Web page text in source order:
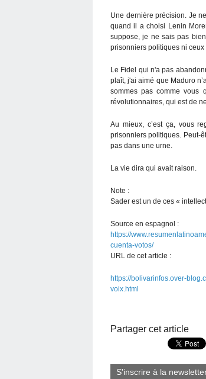
Une dernière précision. Je
quand il a choisi Lenin
suppose, je ne sais pas
prisonniers politiques ni
Le Fidel qui n'a pas
plaît, j'ai aimé que Maduro
sommes pas comme vous
révolutionnaires, qui est de
Au mieux, c’est ça, vous
prisonniers politiques. Peut-
pas dans une urne.
La vie dira qui avait raison.
Note :
Sader est un de ces «
Source en espagnol :
https://
cuenta-votos/
URL de cet article :
https://bolivarinfos.over-
voix.html
Partager cet article
S'inscrire à la